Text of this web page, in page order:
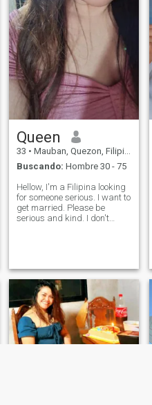
Queen
33 • Mauban, Quezon, Filipinas
Buscando: Hombre 30 - 75
Hellow, I'm a Filipina looking
for someone serious. I want to
get married. Please be
serious and kind. I don't
good manners. I hope I can
find som